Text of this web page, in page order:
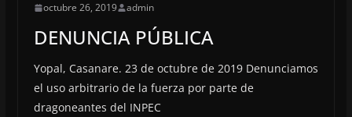
octubre 26, 2019 admin
DENUNCIA PÚBLICA
Yopal, Casanare. 23 de octubre de 2019 Denunciamos
el uso arbitrario de la fuerza por parte de
dragoneantes del INPEC